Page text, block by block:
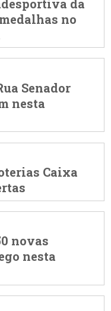
da
no
Senador
nesta
Caixa
novas
nesta